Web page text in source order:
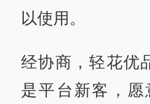
以使用。
经协商，轻花优
是平台新客，愿